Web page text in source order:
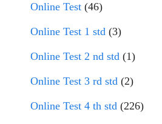
Online Test (46)
Online Test 1 std (3)
Online Test 2 nd std (1)
Online Test 3 rd std (2)
Online Test 4 th std (226)